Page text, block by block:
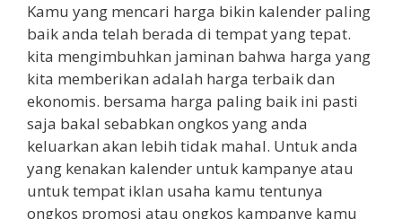
Kamu yang mencari harga bikin kalender paling
baik anda telah berada di tempat yang tepat.
kita mengimbuhkan jaminan bahwa harga yang
kita memberikan adalah harga terbaik dan
ekonomis. bersama harga paling baik ini pasti
saja bakal sebabkan ongkos yang anda
keluarkan akan lebih tidak mahal. Untuk anda
yang kenakan kalender untuk kampanye atau
untuk tempat iklan usaha kamu tentunya
ongkos promosi atau ongkos kampanye kamu